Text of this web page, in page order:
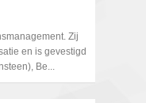
Zij
en is gevestigd
Be...